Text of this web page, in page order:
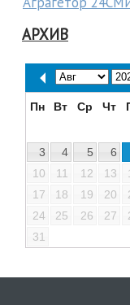
АРХИВ
Пн Вт Ср Чт
3
4 5 6
10
11 12 13
17
18 19 20
24
25 26 27
31